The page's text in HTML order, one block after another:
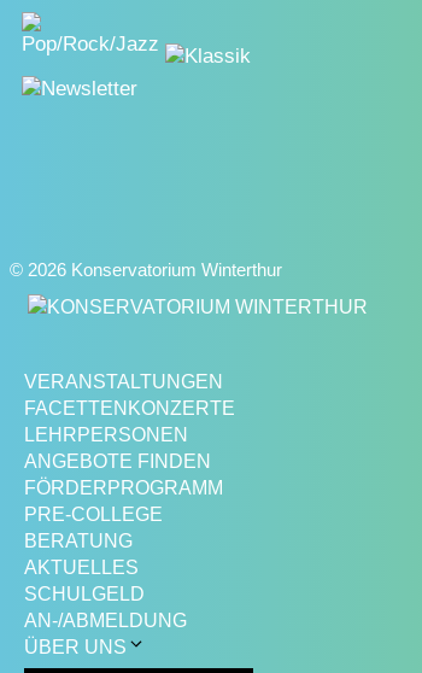
© 2026 Konservatorium Winterthur
VERANSTALTUNGEN
FACETTENKONZERTE
LEHRPERSONEN
ANGEBOTE FINDEN
FÖRDERPROGRAMM
PRE-COLLEGE
BERATUNG
AKTUELLES
SCHULGELD
AN-/ABMELDUNG
ÜBER UNS